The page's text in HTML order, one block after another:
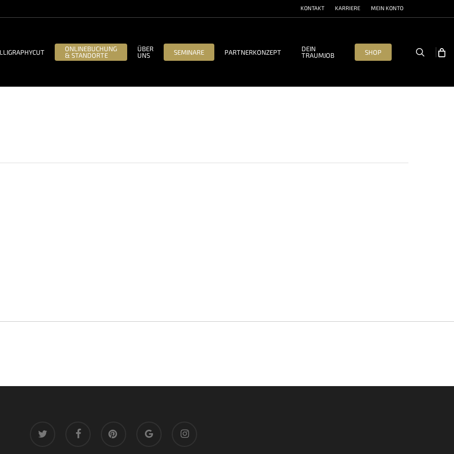
KONTAKT KARRIERE MEIN KONTO
ONLINEBUCHUNG
& STANDORTE
ÜBER
UNS
SEMINARE PARTNERKONZEPT
DEIN
TRAUMJOB
SHOP search
plus